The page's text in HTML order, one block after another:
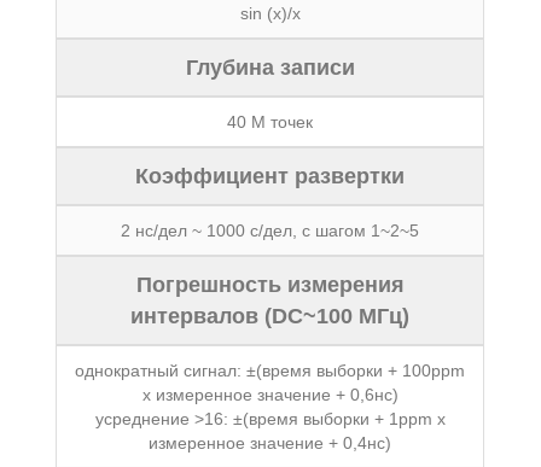
sin (x)/x
Глубина записи
40 М точек
Коэффициент развертки
2 нс/дел ~ 1000 с/дел, с шагом 1~2~5
Погрешность измерения
интервалов (DC~100 МГц)
однократный сигнал: ±(время выборки + 100ppm
x измеренное значение + 0,6нс)
усреднение >16: ±(время выборки + 1ppm x
измеренное значение + 0,4нс)